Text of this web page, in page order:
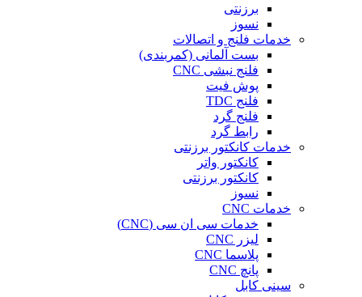
برزنتی
نسوز
خدمات فلنج و اتصالات
بست آلمانی (کمربندی)
فلنج نبشی CNC
پوش فیت
فلنج TDC
فلنج گرد
رابط گرد
خدمات کانکتور برزنتی
کانکتور واتر
کانکتور برزنتی
نسوز
خدمات CNC
خدمات سی ان سی (CNC)
لیزر CNC
پلاسما CNC
پانچ CNC
سینی کابل